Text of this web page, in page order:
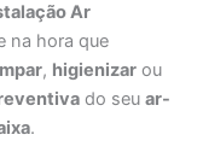
Ar
na hora que
, higienizar ou
do seuar-
.